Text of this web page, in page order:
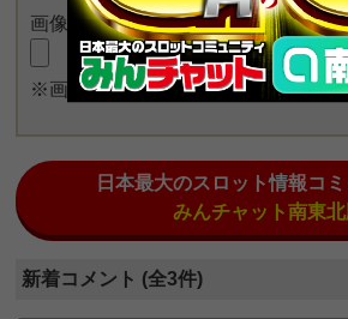
画像をアップロード
※画像長押しで一度に4枚まで投稿
日本最大のスロット情報コミ
みんチャット南東北
新着コメント (全3件)